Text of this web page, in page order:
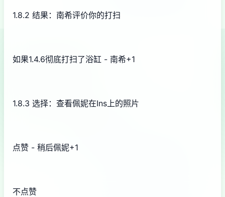
1.8.2 结果：南希评价你的打扫
如果1.4.6彻底打扫了浴缸 - 南希+1
1.8.3 选择：查看佩妮在Ins上的照片
点赞 - 稍后佩妮+1
不点赞